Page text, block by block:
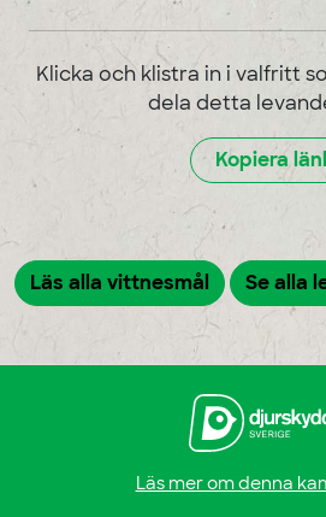
Klicka och klistra in i valfritt
dela detta
Kopiera
Läs alla vittnesmål Se alla
Läs mer om denna